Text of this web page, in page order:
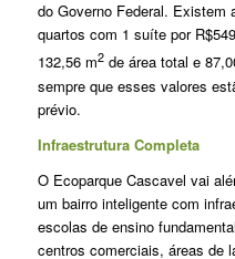
do Governo Federal. Existem
quartos com 1 suíte por
132,56 m2de área total e
sempre que esses valores
prévio.
Infraestrutura Completa
O Ecoparque Cascavel vai
um bairro inteligente com
escolas de ensino
centros comerciais, áreas de